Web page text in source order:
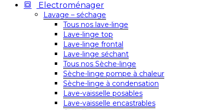
Electroménager
Lavage – séchage
Tous nos lave-linge
Lave-linge top
Lave-linge frontal
Lave-linge séchant
Tous nos Sèche-linge
Sèche-linge pompe à chaleur
Sèche-linge à condensation
Lave-vaisselle posables
Lave-vaisselle encastrables